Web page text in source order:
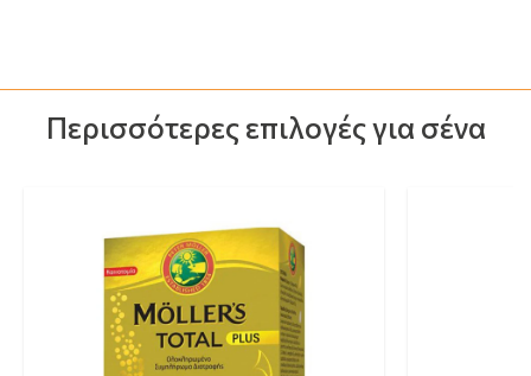
Περισσότερες επιλογές για σένα